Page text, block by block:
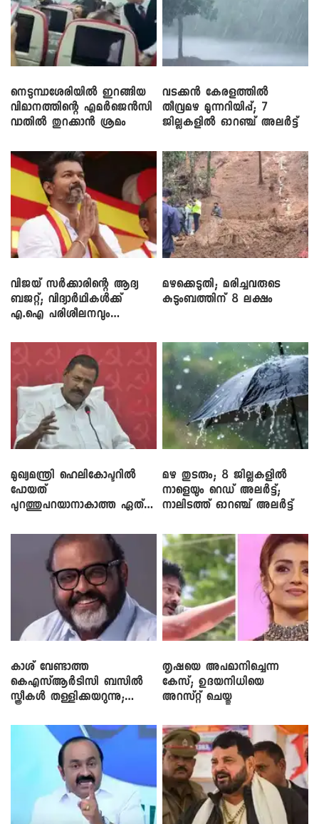
നെടുമ്പാശേരിയിൽ ഇറങ്ങിയ
വിമാനത്തിന്റെ എമർജെൻസി
വാതിൽ തുറക്കാൻ ശ്രമം
വടക്കൻ കേരളത്തിൽ
തീവ്രമഴ മുന്നറിയിപ്പ്; 7
ജില്ലകളിൽ ഓറഞ്ച് അലർട്ട്
വിജയ് സർക്കാരിന്റെ ആദ്യ
ബജറ്റ്; വിദ്യാർഥികൾക്ക്
എ.ഐ പരിശീലനവും
മഴക്കെടുതി; മരിച്ചവരുടെ
കുടുംബത്തിന് 8 ലക്ഷം
മുഖ്യമന്ത്രി ഹെലികോപ്ടറിൽ
പോയത്
പുറത്തുപറയാനാകാത്ത ഏത്
മഴ തുടരും; 8 ജില്ലകളിൽ
നാളെയും റെഡ് അലർട്ട്;
നാലിടത്ത് ഓറഞ്ച് അലർട്ട്
കാശ് വേണ്ടാത്ത
കെഎസ്ആർടിസി ബസിൽ
സ്ത്രീകൾ തള്ളിക്കയറുന്നു;
തൃഷയെ അപമാനിച്ചെന്ന
കേസ്; ഉദയനിധിയെ
അറസ്റ്റ് ചെയ്തു